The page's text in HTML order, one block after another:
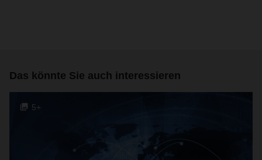
Das könnte Sie auch interessieren
5+